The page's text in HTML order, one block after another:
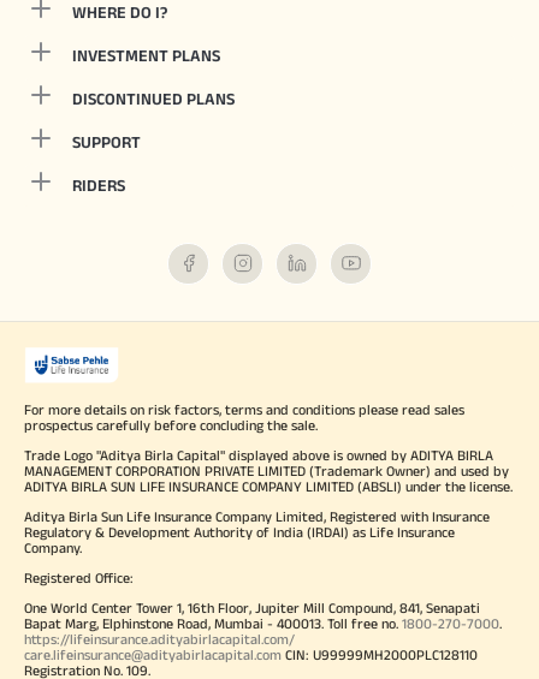
WHERE DO I?
INVESTMENT PLANS
DISCONTINUED PLANS
SUPPORT
RIDERS
For more details on risk factors, terms and conditions please read sales
prospectus carefully before concluding the sale.
Trade Logo "Aditya Birla Capital" displayed above is owned by ADITYA BIRLA
MANAGEMENT CORPORATION PRIVATE LIMITED (Trademark Owner) and used by
ADITYA BIRLA SUN LIFE INSURANCE COMPANY LIMITED (ABSLI) under the license.
Aditya Birla Sun Life Insurance Company Limited, Registered with Insurance
Regulatory & Development Authority of India (IRDAI) as Life Insurance
Company.
Registered Office:
One World Center Tower 1, 16th Floor, Jupiter Mill Compound, 841, Senapati
Bapat Marg, Elphinstone Road, Mumbai - 400013. Toll free no. 1800-270-7000.
https://lifeinsurance.adityabirlacapital.com/
care.lifeinsurance@adityabirlacapital.com CIN: U99999MH2000PLC128110
Registration No. 109.